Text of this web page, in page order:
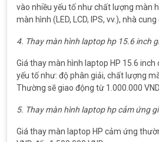
vào nhiều yếu tố như chất lượng màn
màn hình (LED, LCD, IPS, vv.), nhà cung
4. Thay màn hình laptop hp 15.6 inch
Giá thay màn hình laptop HP 15.6
yếu tố như: độ phân giải, chất lượng
Thường sẽ giao động từ 1.000.000
5. Thay màn hình laptop hp cảm ứng
Giá thay màn laptop HP cảm ứng